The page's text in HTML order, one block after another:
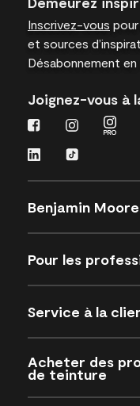
Inscrivez-vous
et sources
Désabonnement
Joignez-vous à
Benjamin Moore
Pour les
Service à la
Acheter des
de teinture